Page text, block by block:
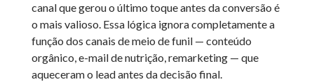
canal que gerou o último toque antes da conversão é
o mais valioso. Essa lógica ignora completamente a
função dos canais de meio de funil — conteúdo
orgânico, e-mail de nutrição, remarketing — que
aqueceram o lead antes da decisão final.